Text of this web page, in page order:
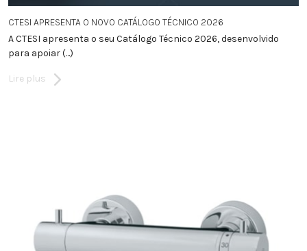
CTESI APRESENTA O NOVO CATÁLOGO TÉCNICO 2026
A CTESI apresenta o seu Catálogo Técnico 2026, desenvolvido
para apoiar (...)
Lire plus